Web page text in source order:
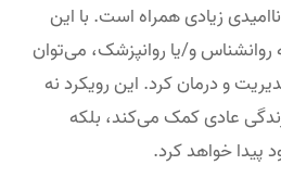
زیادی همراه است. با این
روانشناس و/یا روانپزشک، می‌توان
و درمان کرد. این رویکرد نه
عادی کمک می‌کند، بلکه
خواهد کرد.